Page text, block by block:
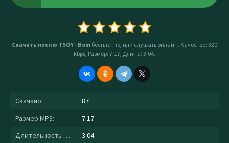
Скачать песню TSOY - Bom бесплатно, или слушать онлайн. Качество: 320
kbps, Размер: 7.17, Длина: 3:04.
Скачано:
87
Размер MP3:
7.17
Длительность MP3:
3:04